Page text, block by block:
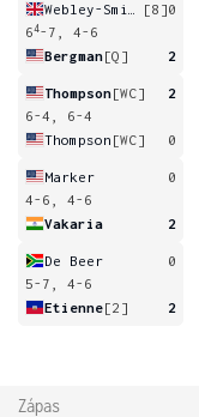
[8]0
64-7, 4-6
Bergman[Q] 2
Thompson[WC]
2
6-4, 6-4
Thompson [WC] 0
Marker
0
4-6, 4-6
Vakaria
2
De Beer
0
5-7, 4-6
Etienne[2] 2
Zápas